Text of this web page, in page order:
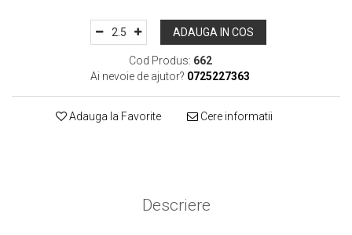
ADAUGA IN COS
Cod Produs: 662
Ai nevoie de ajutor? 0725227363
Adauga la Favorite Cere informatii
Descriere